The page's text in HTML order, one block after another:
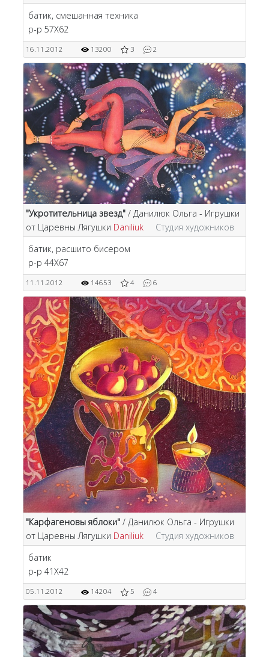
батик, смешанная техника
р-р 57Х62
16.11.2012 13200 3 2
"Укротительница звезд" / Данилюк Ольга - Игрушки
от Царевны Лягушки Daniliuk
Студия художников
батик, расшито бисером
р-р 44Х67
11.11.2012 14653 4 6
"Карфагеновы яблоки" / Данилюк Ольга - Игрушки
от Царевны Лягушки Daniliuk
Студия художников
батик
р-р 41Х42
05.11.2012 14204 5 4